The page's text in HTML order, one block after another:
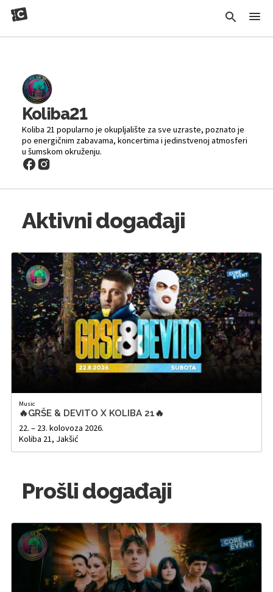
Koliba21
Koliba 21 popularno je okupljalište za sve uzraste, poznato je
po energičnim zabavama, koncertima i jedinstvenoj atmosferi
u šumskom okruženju.
Aktivni događaji
Music
🔥GRŠE & DEVITO X KOLIBA 21🔥
22. – 23. kolovoza 2026.
Koliba 21, Jakšić
Prošli događaji